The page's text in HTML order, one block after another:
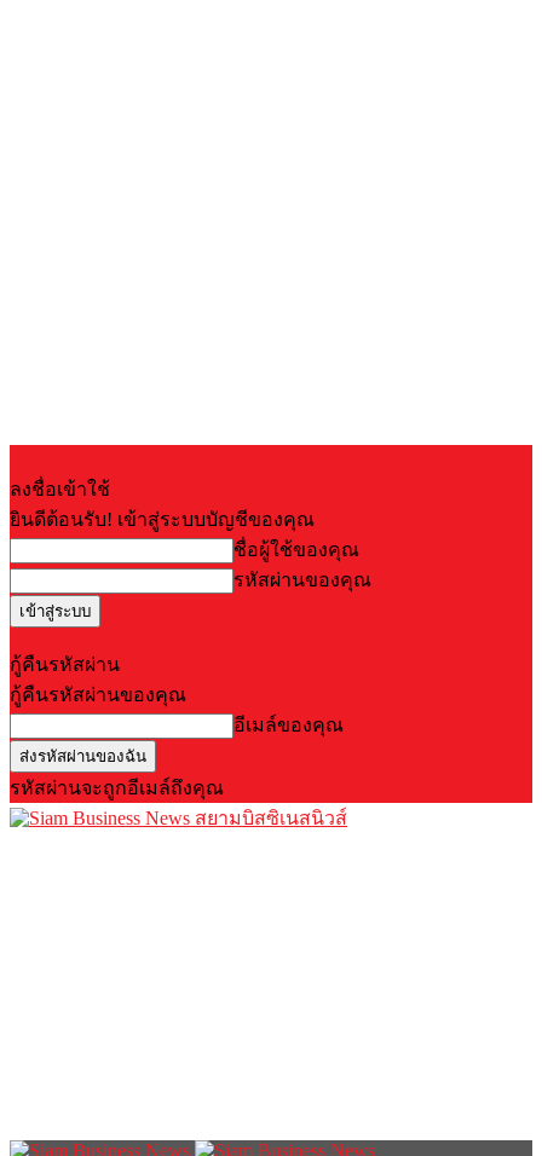
ลงชื่อเข้าใช้
ยินดีต้อนรับ! เข้าสู่ระบบบัญชีของคุณ
ชื่อผู้ใช้ของคุณ
รหัสผ่านของคุณ
กู้คืนรหัสผ่าน
กู้คืนรหัสผ่านของคุณ
อีเมล์ของคุณ
รหัสผ่านจะถูกอีเมล์ถึงคุณ
สยามบิสซิเนสนิวส์